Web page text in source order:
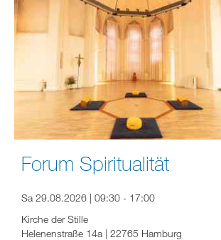
Forum Spiritualität
Sa 29.08.2026 | 09:30 - 17:00
Kirche der Stille
Helenenstraße 14a | 22765 Hamburg